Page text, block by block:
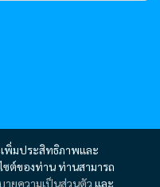
เพิ่มประสิทธิภาพและ
ซต์ของท่าน ท่านสามารถ
ายความเป็นส่วนตัว และ